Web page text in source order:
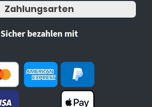
Zahlungsarten
Sicher bezahlen mit